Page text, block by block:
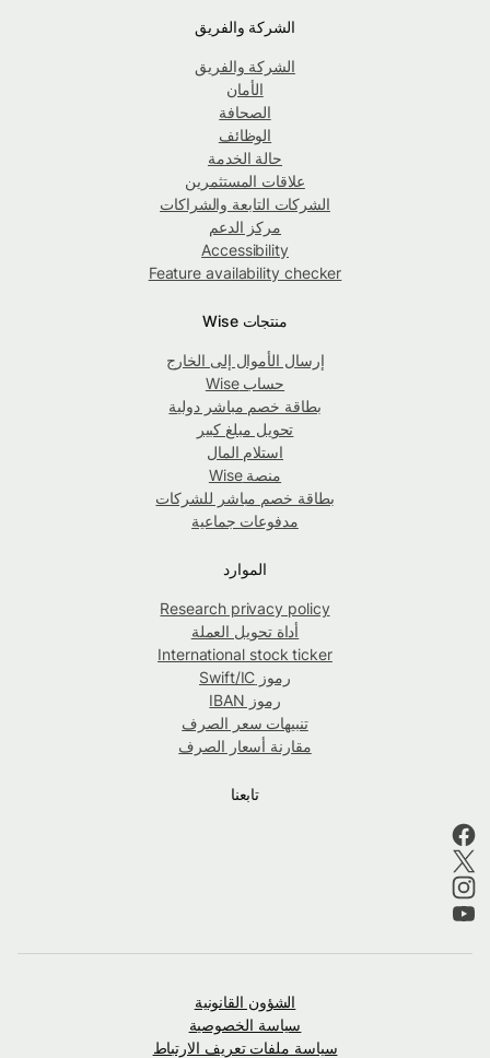
الشركة والفريق
الشركة والفريق
الأمان
الصحافة
الوظائف
حالة الخدمة
علاقات المستثمرين
الشركات التابعة والشراكات
مركز الدعم
Accessibility
Feature availability checker
منتجات Wise
إرسال الأموال إلى الخارج
حساب Wise
بطاقة خصم مباشر دولية
تحويل مبلغ كبير
استلام المال
منصة Wise
بطاقة خصم مباشر للشركات
مدفوعات جماعية
الموارد
Research privacy policy
أداة تحويل العملة
International stock ticker
رموز Swift/IC
رموز IBAN
تنبيهات سعر الصرف
مقارنة أسعار الصرف
تابعنا
الشؤون القانونية
سياسة الخصوصية
سياسة ملفات تعريف الارتباط